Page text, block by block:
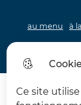
Ce site
au menu
à
Château